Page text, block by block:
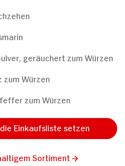
geräuchert zum Würzen
zum Würzen
zum Würzen
Einkaufsliste setzen
Sortiment